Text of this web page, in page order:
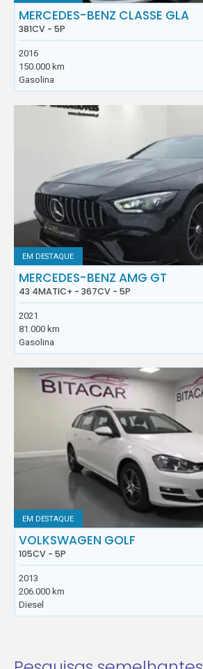
MERCEDES-BENZ CLASSE GLA
381CV - 5P
2016
150.000 km
Gasolina
EM DESTAQUE
MERCEDES-BENZ AMG GT
43 4MATIC+ - 367CV - 5P
2021
81.000 km
Gasolina
EM DESTAQUE
VOLKSWAGEN GOLF
105CV - 5P
2013
206.000 km
Diesel